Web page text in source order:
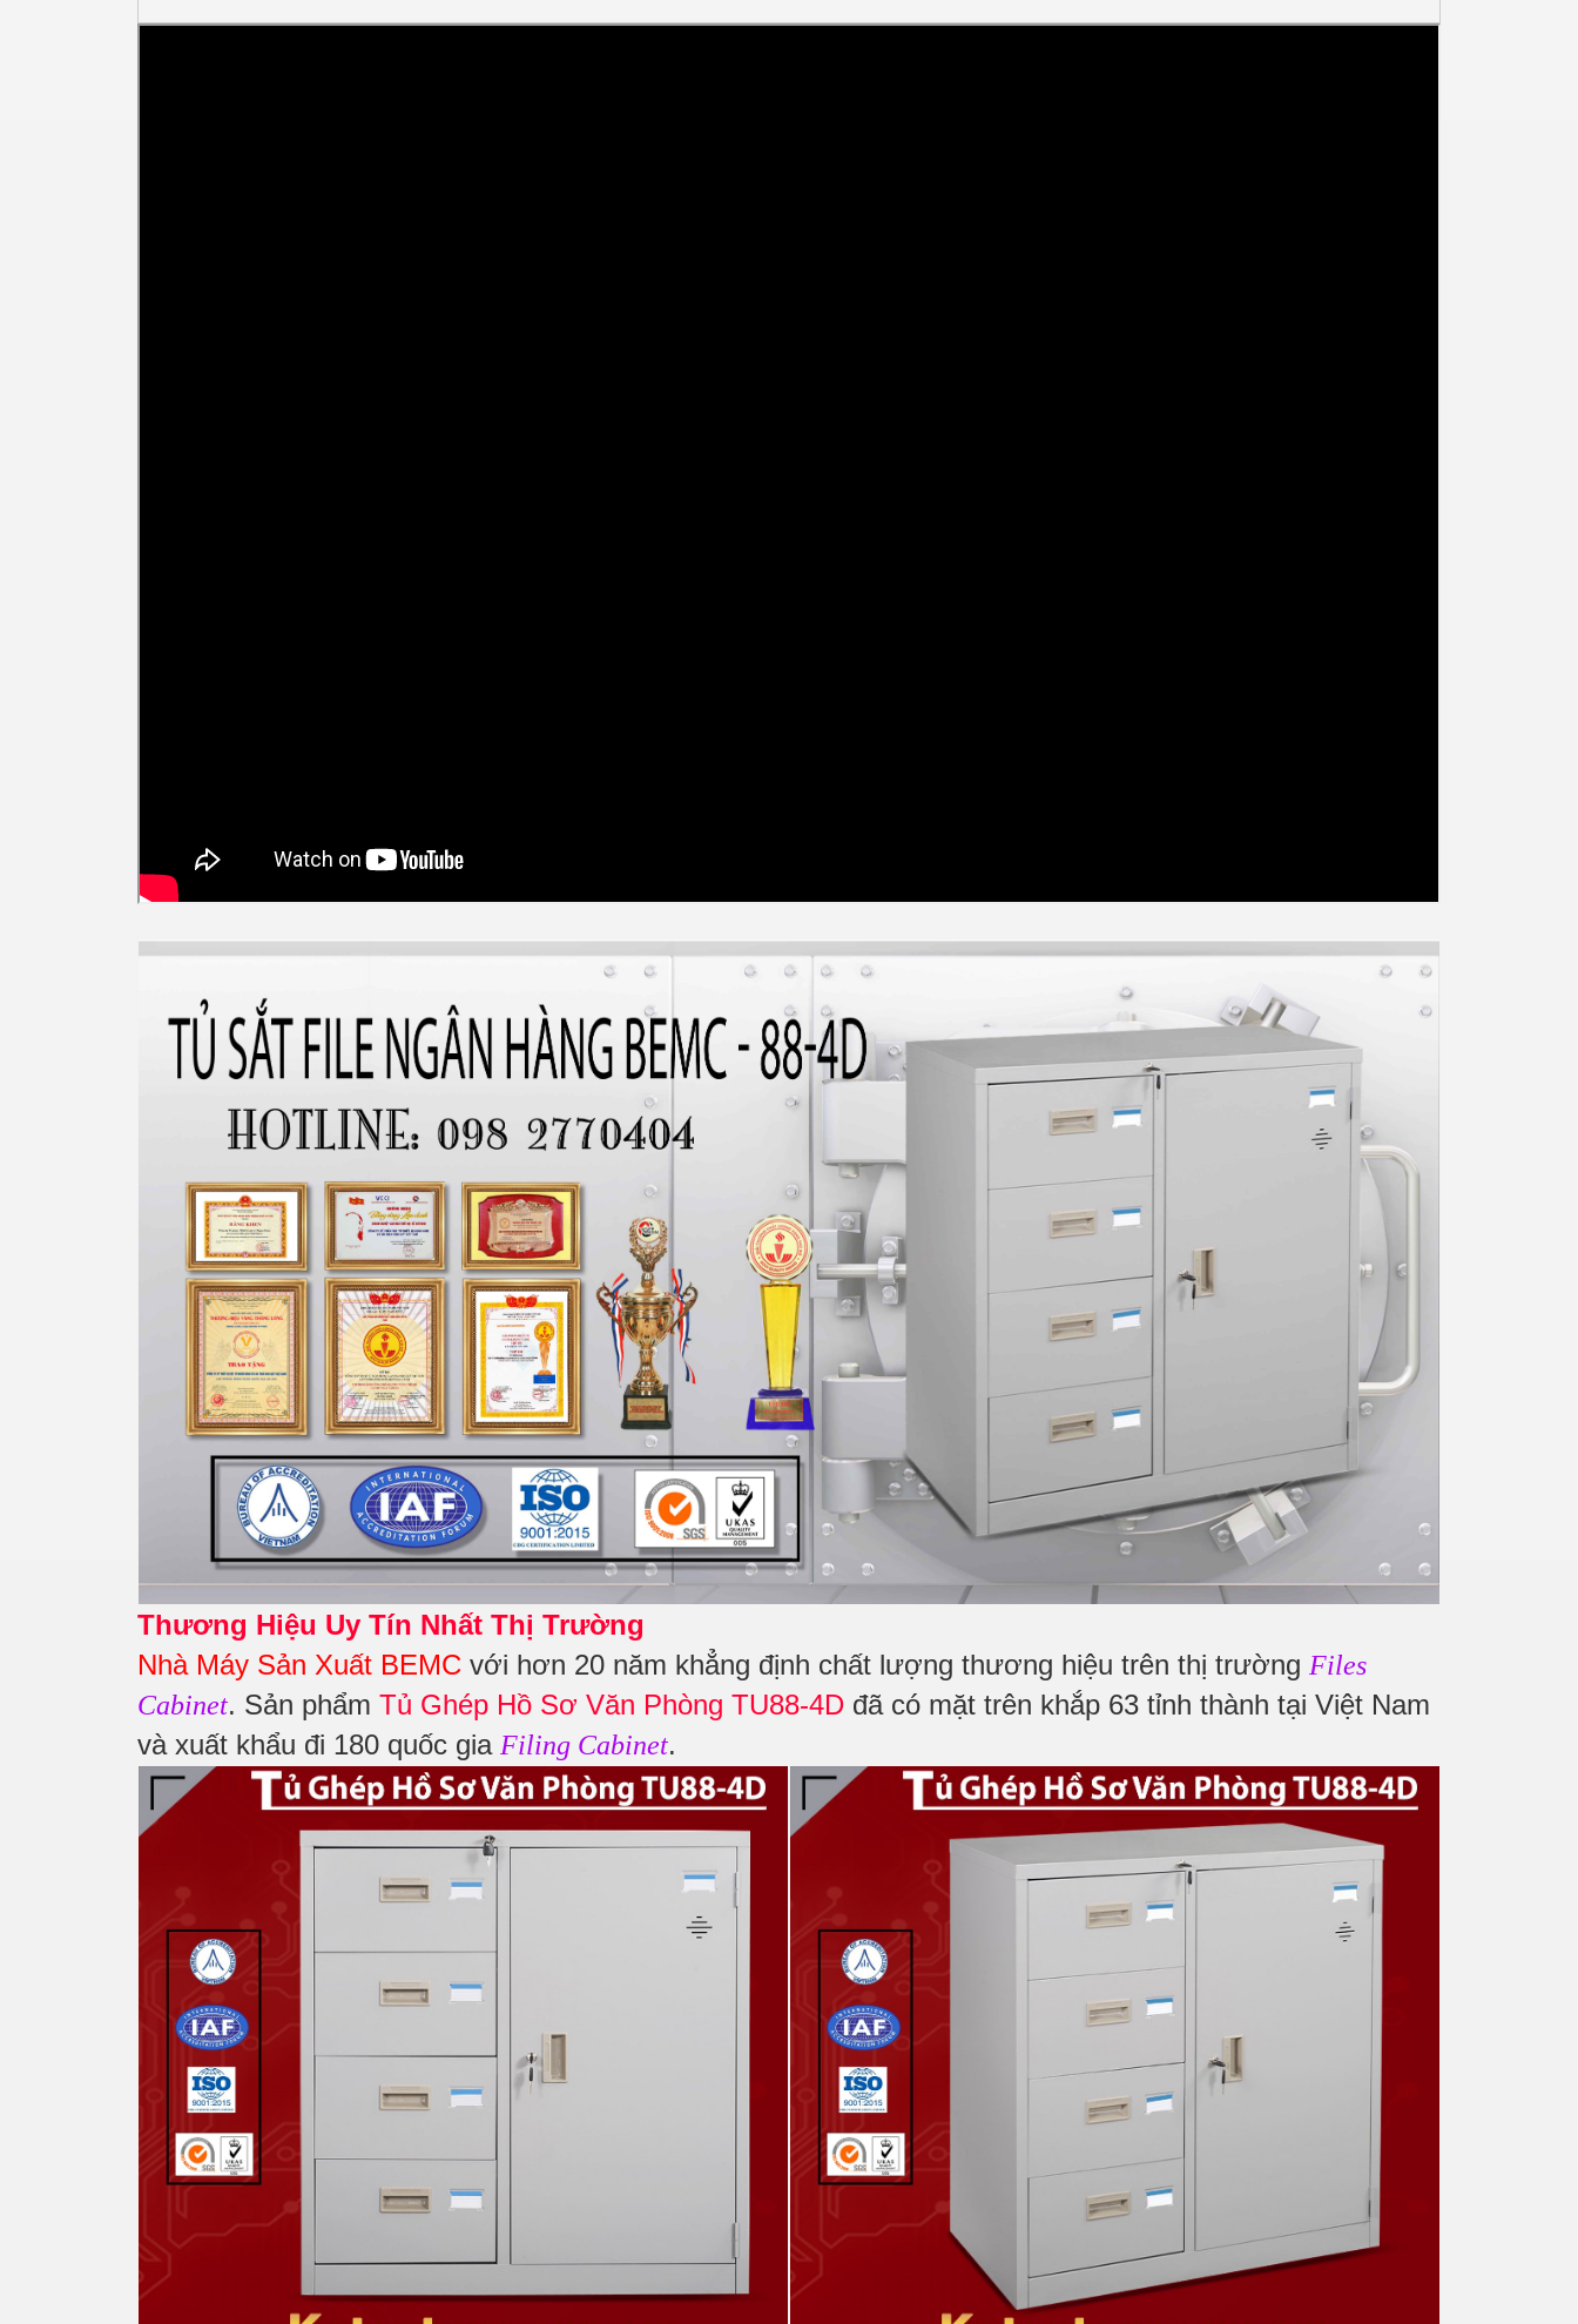
Thương Hiệu Uy Tín Nhất Thị Trường
Nhà Máy Sản Xuất BEMC với hơn 20 năm khẳng định chất lượng thương hiệu trên thị trường Files
Cabinet. Sản phẩm Tủ Ghép Hồ Sơ Văn Phòng TU88-4D đã có mặt trên khắp 63 tỉnh thành tại Việt Nam
và xuất khẩu đi 180 quốc gia Filing Cabinet.